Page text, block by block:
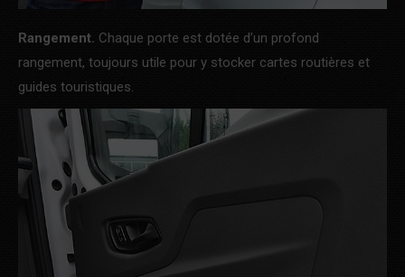
Rangement. Chaque porte est dotée d’un profond
rangement, toujours utile pour y stocker cartes routières et
guides touristiques.